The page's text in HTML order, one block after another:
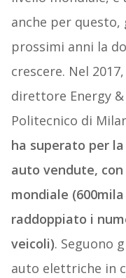
anche per
prossimi anni la
crescere. Nel
direttore Energy
Politecnico di
ha superato per
auto vendute,
mondiale
raddoppiato i
veicoli). Seguono
auto elettriche in